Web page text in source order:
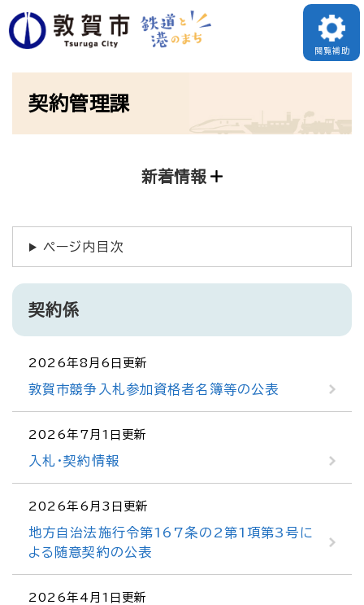
ペ
ー
閲覧補助
契約管理課
新着情報
ページ内目次
契約係
2026年8月6日更新
敦賀市競争入札参加資格者名簿等の公表
2026年7月1日更新
入札・契約情報
2026年6月3日更新
地方自治法施行令第167条の2第1項第3号に
よる随意契約の公表
2026年4月1日更新